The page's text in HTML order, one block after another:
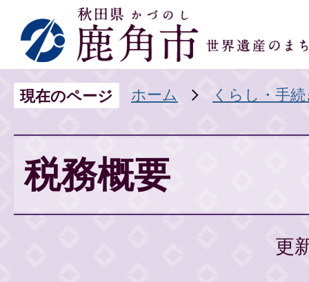
現在のページ ホーム くらし・手
税務概要
更